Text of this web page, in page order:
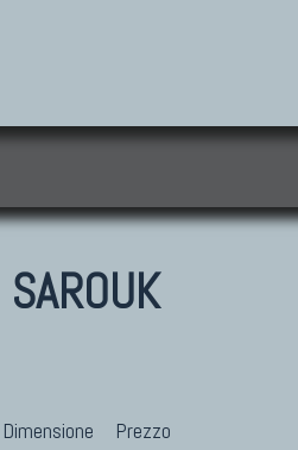
SAROUK
Dimensione Prezzo